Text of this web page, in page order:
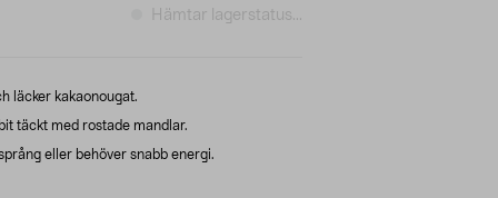
Hämtar lagerstatus...
läcker kakaonougat.
täckt med rostade mandlar.
eller behöver snabb energi.